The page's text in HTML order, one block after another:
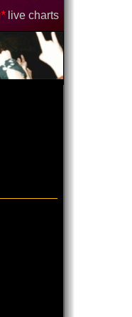
live charts